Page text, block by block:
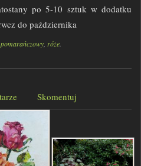
po 5-10 sztuk w dodatku
do października
pomarańczowy, róże.
Skomentuj